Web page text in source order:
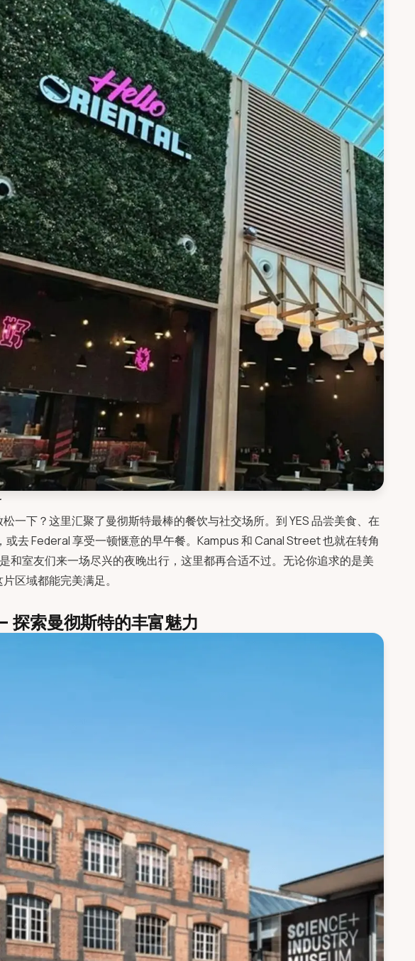
一下？这里汇聚了曼彻斯特最棒的餐饮与社交场所。到 YES 品尝美食、在
或去 Federal 享受一顿惬意的早午餐。Kampus 和 Canal Street 也就在转角
和室友们来一场尽兴的夜晚出行，这里都再合适不过。无论你追求的是美
区域都能完美满足。
索曼彻斯特的丰富魅力